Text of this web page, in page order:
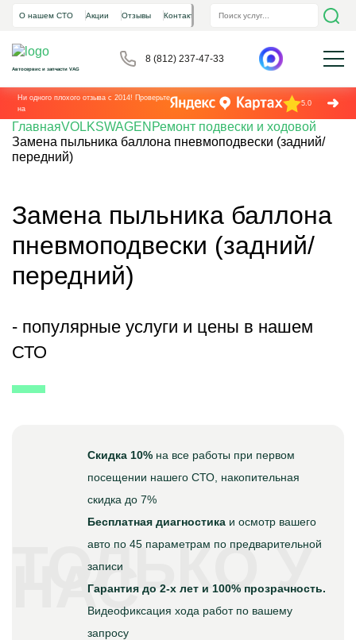
О нашем СТО Акции Отзывы Контакты
Автосервис и запчасти VAG
8 (812) 237-47-33
Ни одного плохого отзыва с 2014! Проверьте
на
5.0
ГлавнаяVOLKSWAGEN Ремонт подвески и ходовой
Замена пыльника баллона пневмоподвески (задний/
передний)
Замена пыльника баллона
пневмоподвески (задний/
передний)
- популярные услуги и цены в нашем
СТО
Скидка 10% на все работы при первом
посещении нашего СТО, накопительная
скидка до 7%
Бесплатная диагностика и осмотр вашего
авто по 45 параметрам по предварительной
записи
Гарантия до 2-х лет и 100% прозрачность.
Видеофиксация хода работ по вашему
запросу
ТОЛЬКО У
НАС